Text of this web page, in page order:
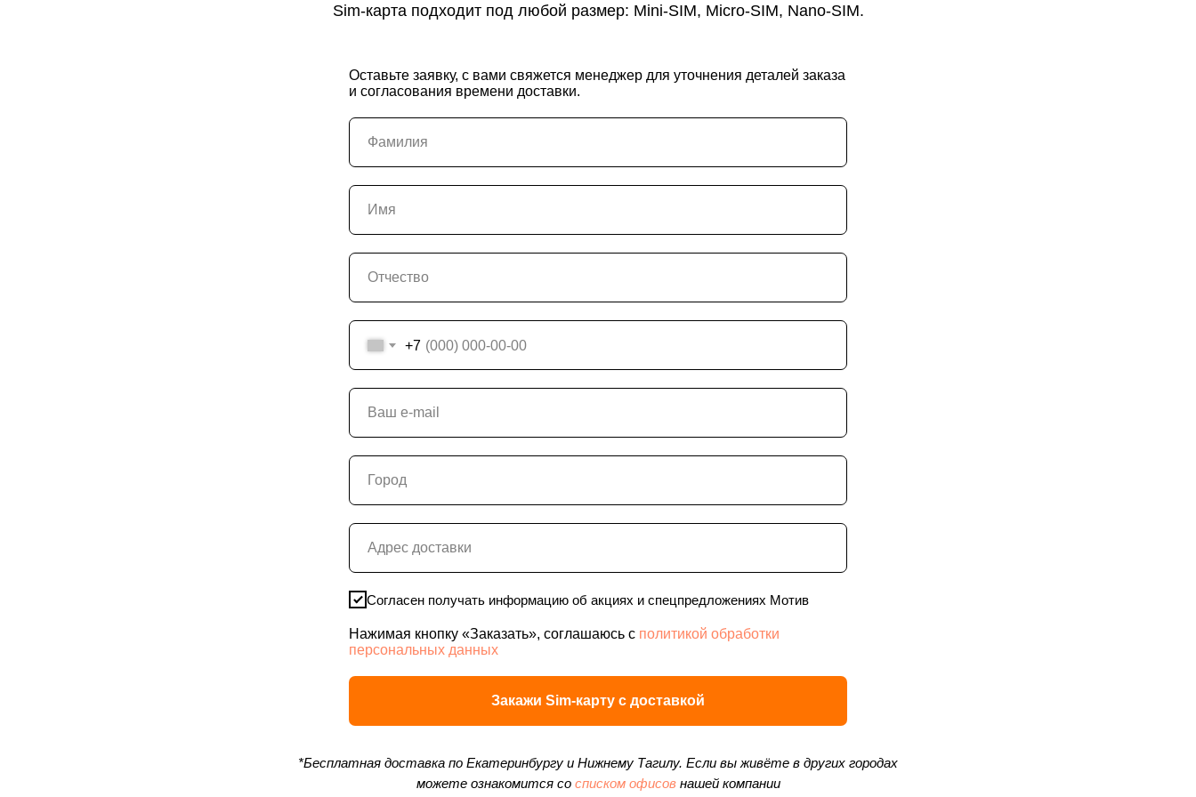
Sim-карта подходит под любой размер: Mini-SIM, Micro-SIM, Nano-SIM.
Оставьте заявку, с вами свяжется менеджер для уточнения деталей заказа
и согласования времени доставки.
+7
Cогласен получать информацию об акциях и спецпредложениях Мотив
Нажимая кнопку «Заказать», соглашаюсь с политикой обработки
персональных данных
Закажи Sim-карту с доставкой
*Бесплатная доставка по Екатеринбургу и Нижнему Тагилу. Если вы живёте в других городах
можете ознакомится со списком офисов нашей компании